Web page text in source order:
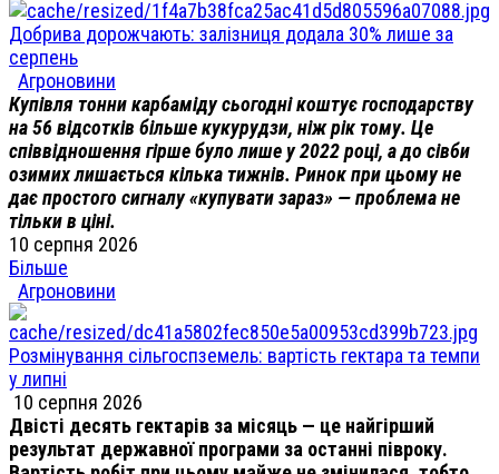
Добрива дорожчають: залізниця додала 30% лише за
серпень
Агроновини
Купівля тонни карбаміду сьогодні коштує господарству
на 56 відсотків більше кукурудзи, ніж рік тому. Це
співвідношення гірше було лише у 2022 році, а до сівби
озимих лишається кілька тижнів. Ринок при цьому не
дає простого сигналу «купувати зараз» — проблема не
тільки в ціні.
10 серпня 2026
Більше
Агроновини
Розмінування сільгоспземель: вартість гектара та темпи
у липні
10 серпня 2026
Двісті десять гектарів за місяць — це найгірший
результат державної програми за останні півроку.